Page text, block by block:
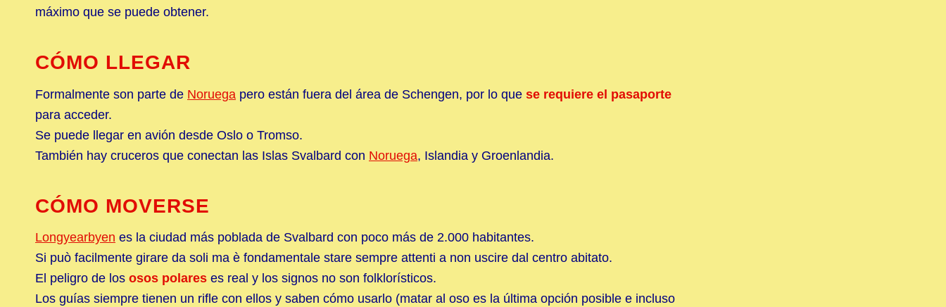
máximo que se puede obtener.
CÓMO LLEGAR
Formalmente son parte de Noruega pero están fuera del área de Schengen, por lo que se requiere el pasaporte
para acceder.
Se puede llegar en avión desde Oslo o Tromso.
También hay cruceros que conectan las Islas Svalbard con Noruega, Islandia y Groenlandia.
CÓMO MOVERSE
Longyearbyen es la ciudad más poblada de Svalbard con poco más de 2.000 habitantes.
Si può facilmente girare da soli ma è fondamentale stare sempre attenti a non uscire dal centro abitato.
El peligro de los osos polares es real y los signos no son folklorísticos.
Los guías siempre tienen un rifle con ellos y saben cómo usarlo (matar al oso es la última opción posible e incluso